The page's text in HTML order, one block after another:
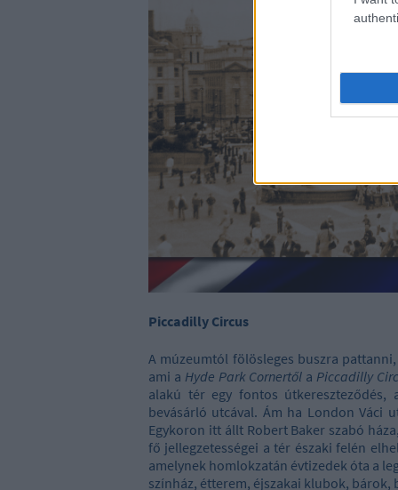
Piccadilly Circus
A múzeumtól fölösleges buszra
ami a Hyde Park Cornertől a Piccadilly
alakú tér egy fontos útkereszteződés,
bevásárló utcával. Ám ha London Váci
Egykoron itt állt Robert Baker szabó
fő jellegzetességei a tér északi felén
amelynek homlokzatán évtizedek óta a
színház, étterem, éjszakai klubok,